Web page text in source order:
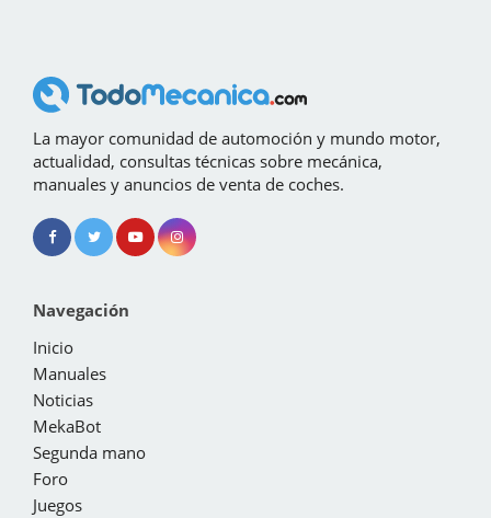
La mayor comunidad de automoción y mundo motor,
actualidad, consultas técnicas sobre mecánica,
manuales y anuncios de venta de coches.
Navegación
Inicio
Manuales
Noticias
MekaBot
Segunda mano
Foro
Juegos